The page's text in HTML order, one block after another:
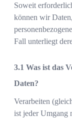
Soweit
können wir
Fall unterliegt
Was ist das
Daten?
Verarbeiten
ist jeder Umgang